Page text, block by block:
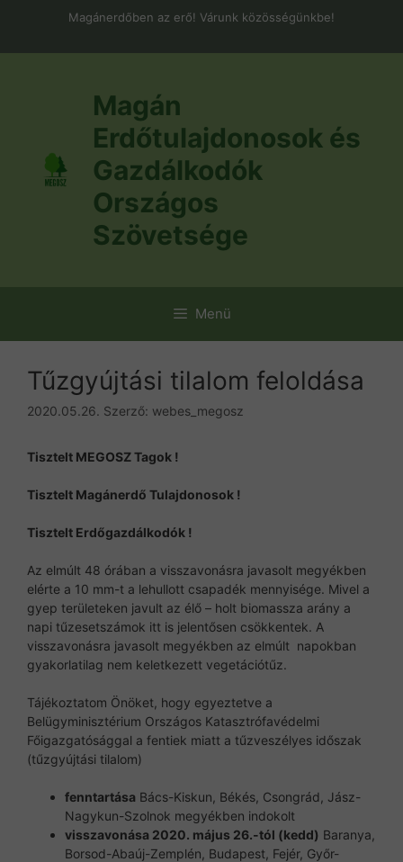
Magánerdőben az erő! Várunk közösségünkbe!
Magán
Erdőtulajdonosok és
Gazdálkodók
Országos
Szövetsége
Menü
Tűzgyújtási tilalom feloldása
2020.05.26. Szerző: webes_megosz
Tisztelt MEGOSZ Tagok !
Tisztelt Magánerdő Tulajdonosok !
Tisztelt Erdőgazdálkodók !
Az elmúlt 48 órában a visszavonásra javasolt megyékben
elérte a 10 mm-t a lehullott csapadék mennyisége. Mivel a
gyep területeken javult az élő – holt biomassza arány a
napi tűzesetszámok itt is jelentősen csökkentek. A
visszavonásra javasolt megyékben az elmúlt napokban
gyakorlatilag nem keletkezett vegetációtűz.
Tájékoztatom Önöket, hogy egyeztetve a
Belügyminisztérium Országos Katasztrófavédelmi
Főigazgatósággal a fentiek miatt a tűzveszélyes időszak
(tűzgyújtási tilalom)
fenntartása Bács-Kiskun, Békés, Csongrád, Jász-
Nagykun-Szolnok megyékben indokolt
visszavonása 2020. május 26.-tól (kedd) Baranya,
Borsod-Abaúj-Zemplén, Budapest, Fejér, Győr-